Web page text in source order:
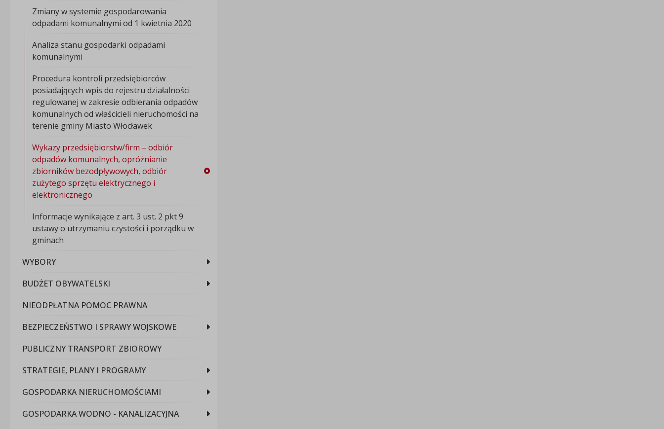
Zmiany w systemie gospodarowania
odpadami komunalnymi od 1 kwietnia 2020
Analiza stanu gospodarki odpadami
komunalnymi
Procedura kontroli przedsiębiorców
posiadających wpis do rejestru działalności
regulowanej w zakresie odbierania odpadów
komunalnych od właścicieli nieruchomości na
terenie gminy Miasto Włocławek
Wykazy przedsiębiorstw/firm – odbiór
odpadów komunalnych, opróżnianie
zbiorników bezodpływowych, odbiór
zużytego sprzętu elektrycznego i
elektronicznego
Informacje wynikające z art. 3 ust. 2 pkt 9
ustawy o utrzymaniu czystości i porządku w
gminach
WYBORY
BUDŻET OBYWATELSKI
NIEODPŁATNA POMOC PRAWNA
BEZPIECZEŃSTWO I SPRAWY WOJSKOWE
PUBLICZNY TRANSPORT ZBIOROWY
STRATEGIE, PLANY I PROGRAMY
GOSPODARKA NIERUCHOMOŚCIAMI
GOSPODARKA WODNO - KANALIZACYJNA